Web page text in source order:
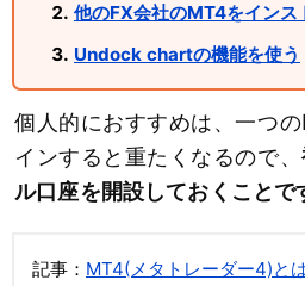
他のFX会社のMT4をインス
Undock chartの機能を使う
個人的におすすめは、一つ
インすると重たくなるので、
ル口座を開設しておくことで
記事： MT4(メタトレーダー4)と